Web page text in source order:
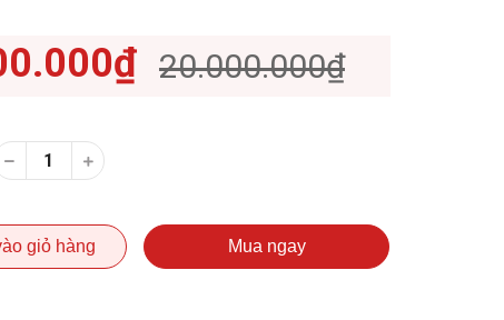
20.000.000₫
giỏ hàng Mua ngay